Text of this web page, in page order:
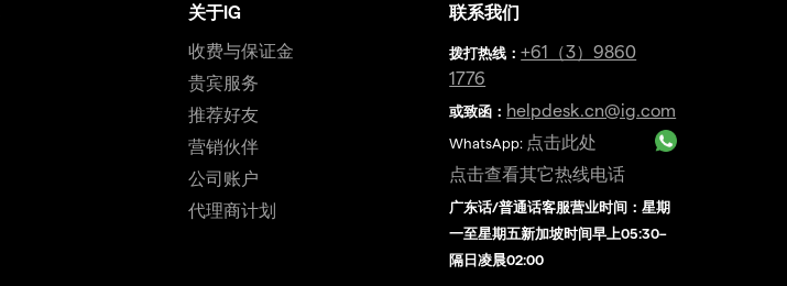
关于IG
收费与保证金
贵宾服务
推荐好友
营销伙伴
公司账户
代理商计划
联系我们
拨打热线 ：+61（3）9860
1776
或致函： helpdesk.cn@ig.com
WhatsApp: 点击此处
点击查看其它热线电话
广东话/普通话客服营业时间：星期
一至星期五新加坡时间早上05:30–
隔日凌晨02:00